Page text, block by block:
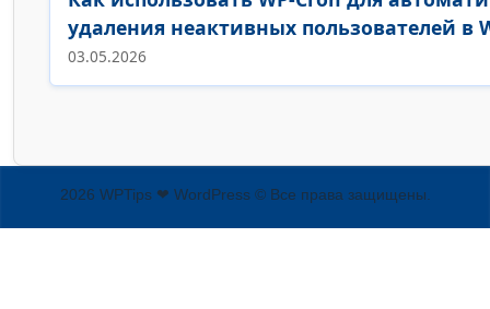
удаления неактивных пользователей в
03.05.2026
2026 WPTips ❤ WordPress © Все права защищены.